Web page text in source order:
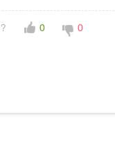
0 0